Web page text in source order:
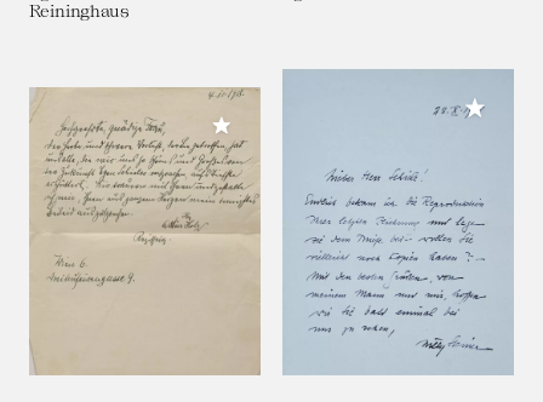
Reininghaus
Meiner Sammlung hinzufügen
Meiner